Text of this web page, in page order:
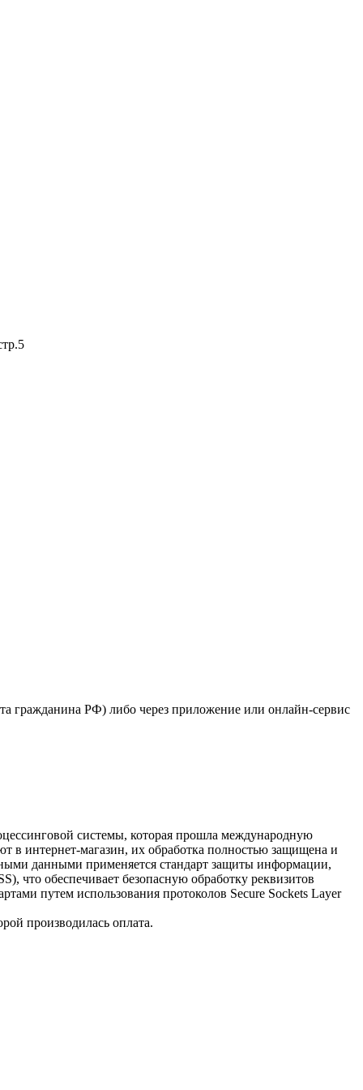
гражданина РФ) либо через приложение или онлайн-сервис
системы, которая прошла международную
в интернет-магазин, их обработка полностью защищена и
данными применяется стандарт защиты информации,
что обеспечивает безопасную обработку реквизитов
путем использования протоколов Secure Sockets Layer
производилась оплата.